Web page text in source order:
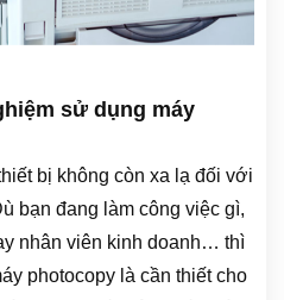
sử dụng máy
bị không còn xa lạ đối với
bạn đang làm công việc gì,
nhân viên kinh doanh… thì
photocopy là cần thiết cho